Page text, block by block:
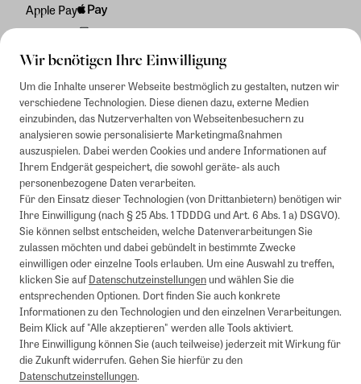
Wir benötigen Ihre Einwilligung
Um die Inhalte unserer Webseite bestmöglich zu gestalten, nutzen wir
verschiedene Technologien. Diese dienen dazu, externe Medien
einzubinden, das Nutzerverhalten von Webseitenbesuchern zu
analysieren sowie personalisierte Marketingmaßnahmen
auszuspielen. Dabei werden Cookies und andere Informationen auf
Ihrem Endgerät gespeichert, die sowohl geräte- als auch
personenbezogene Daten verarbeiten.
Für den Einsatz dieser Technologien (von Drittanbietern) benötigen wir
Ihre Einwilligung (nach § 25 Abs. 1 TDDDG und Art. 6 Abs. 1 a) DSGVO).
Sie können selbst entscheiden, welche Datenverarbeitungen Sie
zulassen möchten und dabei gebündelt in bestimmte Zwecke
einwilligen oder einzelne Tools erlauben. Um eine Auswahl zu treffen,
klicken Sie aufDatenschutzeinstellungenund wählen Sie die
entsprechenden Optionen. Dort finden Sie auch konkrete
Informationen zu den Technologien und den einzelnen Verarbeitungen.
Beim Klick auf "Alle akzeptieren" werden alle Tools aktiviert.
Ihre Einwilligung können Sie (auch teilweise) jederzeit mit Wirkung für
die Zukunft widerrufen. Gehen Sie hierfür zu den
Datenschutzeinstellungen.
Apple Pay
Rechnung